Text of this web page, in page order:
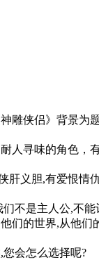
雕侠侣》背景为
人寻味的角色，
肝义胆,有爱恨情
不是主人公,不能
们的世界,从他们
会怎么选择呢?